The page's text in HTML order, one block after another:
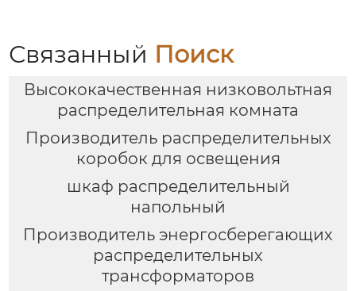
Связанный Поиск
Высококачественная низковольтная
распределительная комната
Производитель распределительных
коробок для освещения
шкаф распределительный
напольный
Производитель энергосберегающих
распределительных
трансформаторов